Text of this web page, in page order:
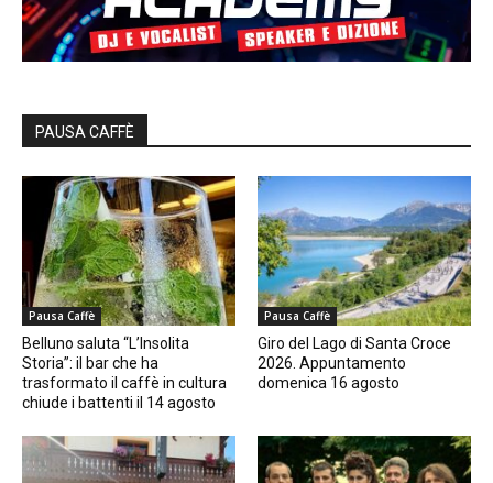
PAUSA CAFFÈ
Pausa Caffè
Belluno saluta “L’Insolita
Storia”: il bar che ha
trasformato il caffè in cultura
chiude i battenti il 14 agosto
Pausa Caffè
Giro del Lago di Santa Croce
2026. Appuntamento
domenica 16 agosto